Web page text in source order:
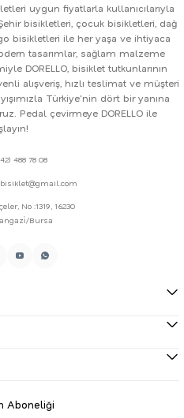
uygun fiyatlarla kullanıcılarıyla
bisikletleri, çocuk bisikletleri, dağ
bisikletleri ile her yaşa ve ihtiyaca
tasarımlar, sağlam malzeme
DORELLO, bisiklet tutkunlarının
alışveriş, hızlı teslimat ve müşteri
Türkiye'nin dört bir yanına
Pedal çevirmeye DORELLO ile
488 78 08
No :1319, 16230
Bursa
Aboneliği